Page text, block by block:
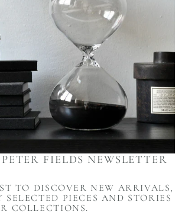
FIELDS NEWSLETTER
TO DISCOVER NEW ARRIVALS,
SELECTED PIECES AND STORIES
COLLECTIONS.